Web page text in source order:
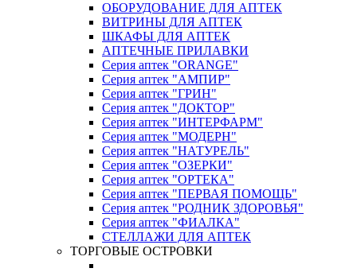
ОБОРУДОВАНИЕ ДЛЯ АПТЕК
ВИТРИНЫ ДЛЯ АПТЕК
ШКАФЫ ДЛЯ АПТЕК
АПТЕЧНЫЕ ПРИЛАВКИ
Серия аптек "ORANGE"
Серия аптек "АМПИР"
Серия аптек "ГРИН"
Серия аптек "ДОКТОР"
Серия аптек "ИНТЕРФАРМ"
Серия аптек "МОДЕРН"
Серия аптек "НАТУРЕЛЬ"
Серия аптек "ОЗЕРКИ"
Серия аптек "ОРТЕКА"
Серия аптек "ПЕРВАЯ ПОМОЩЬ"
Серия аптек "РОДНИК ЗДОРОВЬЯ"
Серия аптек "ФИАЛКА"
СТЕЛЛАЖИ ДЛЯ АПТЕК
ТОРГОВЫЕ ОСТРОВКИ